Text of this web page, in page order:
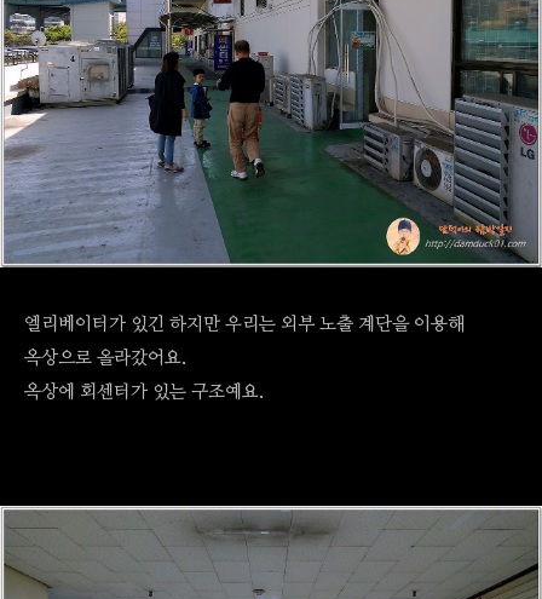
엘리베이터가 있긴 하지만 우리는 외부 노출 계단을 이용해
옥상으로 올라갔어요.
옥상에 회센터가 있는 구조예요.